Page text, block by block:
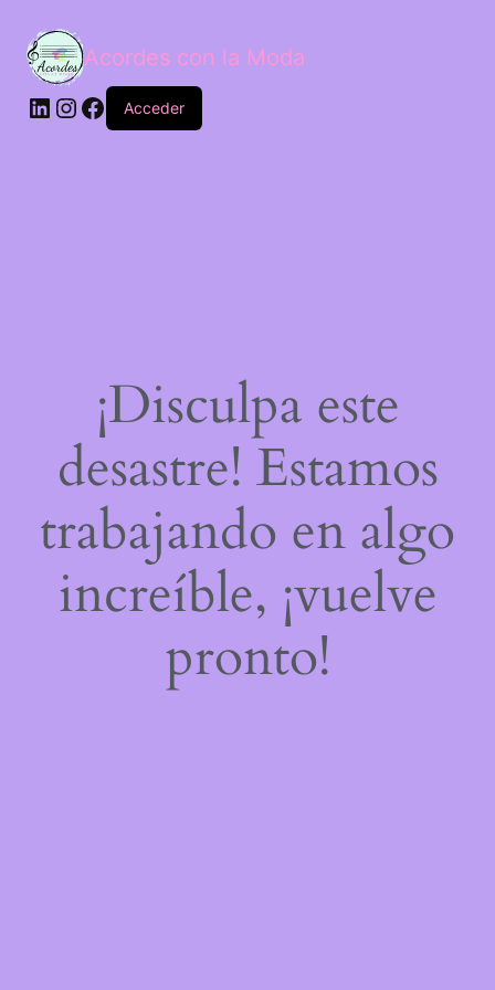
Acordes con la Moda
Acceder
¡Disculpa este
desastre! Estamos
trabajando en algo
increíble, ¡vuelve
pronto!